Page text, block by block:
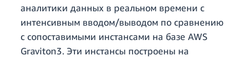
аналитики данных в реальном времени с
интенсивным вводом/выводом по сравнению
с сопоставимыми инстансами на базе AWS
Graviton3. Эти инстансы построены на